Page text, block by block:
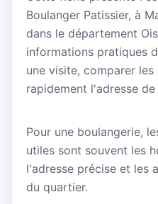
Boulanger Patissier, à
dans le département
informations pratiques
une visite, comparer
rapidement l'adresse
Pour une boulangerie,
utiles sont souvent les
l'adresse précise et les
du quartier.